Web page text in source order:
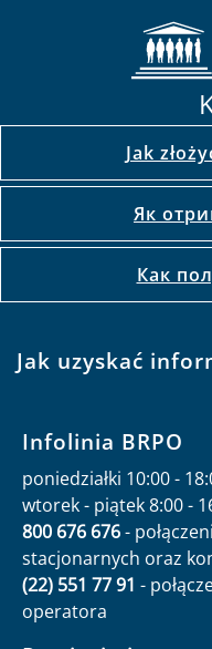
Jak
Як
Как
Jak uzyskać
Infolinia BRPO
poniedziałki 10:00 -
wtorek - piątek 8:00 -
800 676 676-
stacjonarnych oraz
(22) 551 77 91 -
operatora